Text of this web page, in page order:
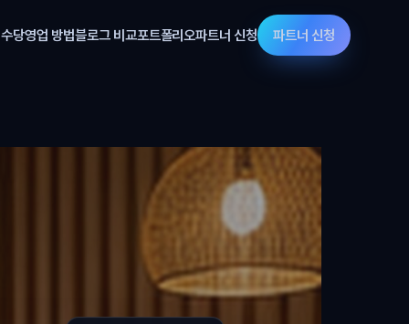
당영업 방법블로그 비교포트폴리오파트너 신청 파트너 신청